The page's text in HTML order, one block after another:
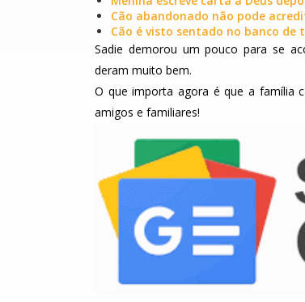
Cão abandonado não pode
Cão é visto sentado no banco
Sadie demorou um pouco para se
deram muito bem.
O que importa agora é que a família
amigos e familiares!